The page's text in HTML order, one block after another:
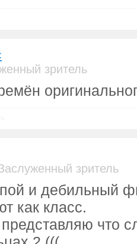
зритель
зритель
и дебильный
как класс.
что